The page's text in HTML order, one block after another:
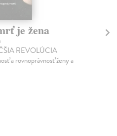
je žena
REVOLÚCIA
a rovnoprávnosť ženy a